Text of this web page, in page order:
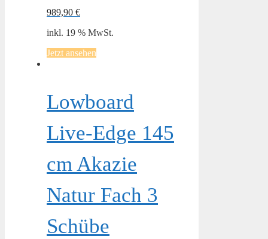
989,90 €
inkl. 19 % MwSt.
Jetzt ansehen
Lowboard
Live-Edge 145
cm Akazie
Natur Fach 3
Schübe